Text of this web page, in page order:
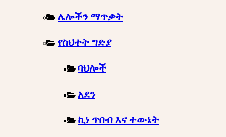
ሌሎችን ማጥቃት
የስህተት ግድያ
ባህሎች
አደን
ኪነ ጥበብ እና ተውኔት